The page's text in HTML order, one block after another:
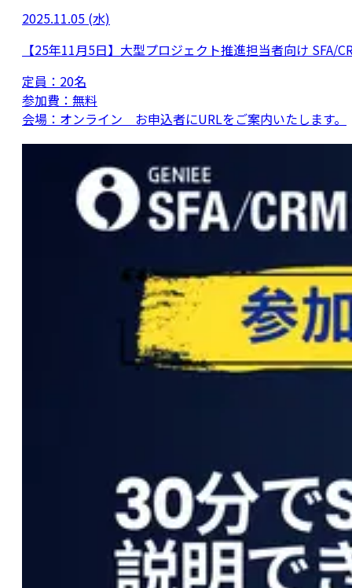
2025.11.05 (水)
【25年11月5日】大型プロジェクト推進担当者向け SFA/
定員： 20名
参加費： 無料
会場： オンライン お申込者にURLをご案内いたします。